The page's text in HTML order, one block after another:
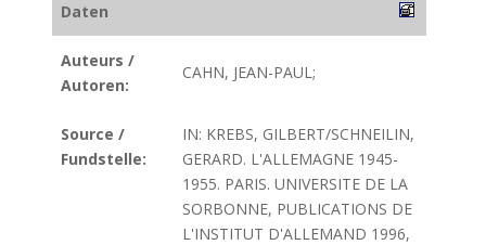
Daten
Auteurs /
Autoren:
CAHN, JEAN-PAUL;
Source /
Fundstelle:
IN: KREBS, GILBERT/SCHNEILIN,
GERARD. L'ALLEMAGNE 1945-
1955. PARIS. UNIVERSITE DE LA
SORBONNE, PUBLICATIONS DE
L'INSTITUT D'ALLEMAND 1996,